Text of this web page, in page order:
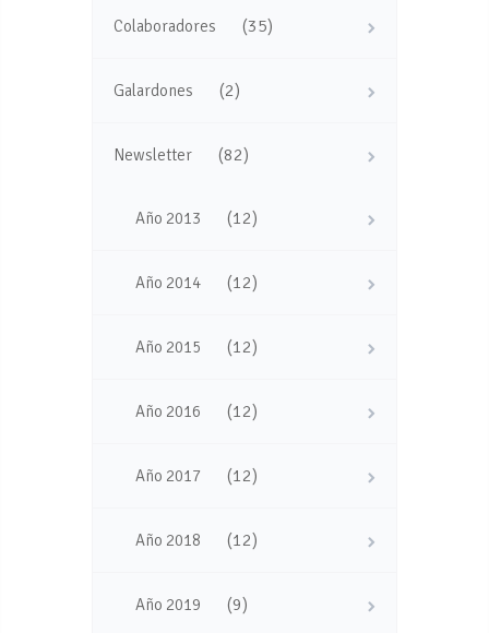
Colaboradores (35)
Galardones (2)
Newsletter (82)
Año 2013 (12)
Año 2014 (12)
Año 2015 (12)
Año 2016 (12)
Año 2017 (12)
Año 2018 (12)
Año 2019 (9)